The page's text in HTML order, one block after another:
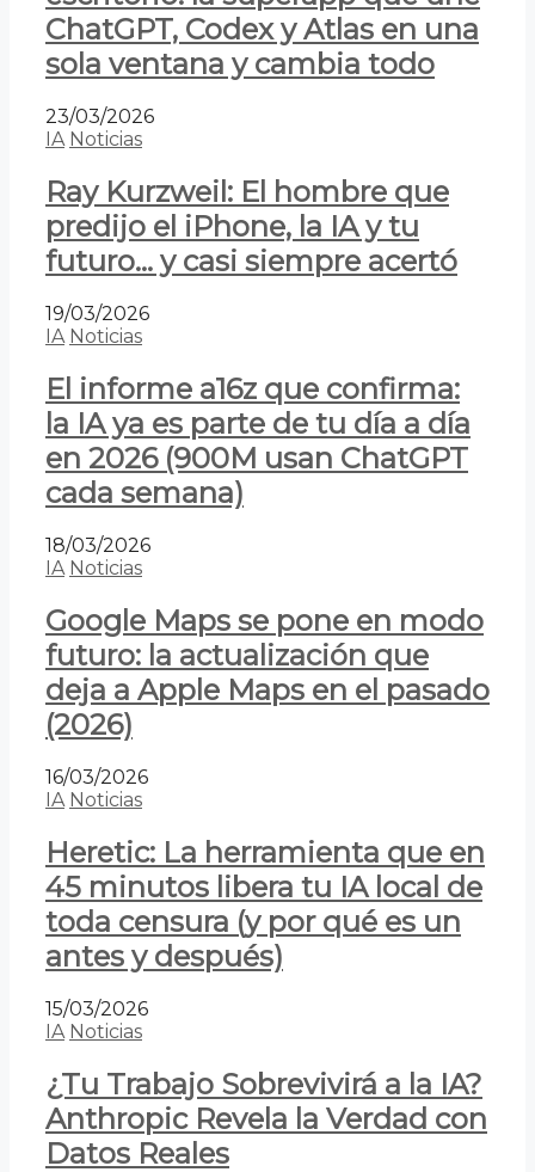
ChatGPT, Codex y Atlas en una
sola ventana y cambia todo
23/03/2026
IA Noticias
Ray Kurzweil: El hombre que
predijo el iPhone, la IA y tu
futuro… y casi siempre acertó
19/03/2026
IA Noticias
El informe a16z que confirma:
la IA ya es parte de tu día a día
en 2026 (900M usan ChatGPT
cada semana)
18/03/2026
IA Noticias
Google Maps se pone en modo
futuro: la actualización que
deja a Apple Maps en el pasado
(2026)
16/03/2026
IA Noticias
Heretic: La herramienta que en
45 minutos libera tu IA local de
toda censura (y por qué es un
antes y después)
15/03/2026
IA Noticias
¿Tu Trabajo Sobrevivirá a la IA?
Anthropic Revela la Verdad con
Datos Reales